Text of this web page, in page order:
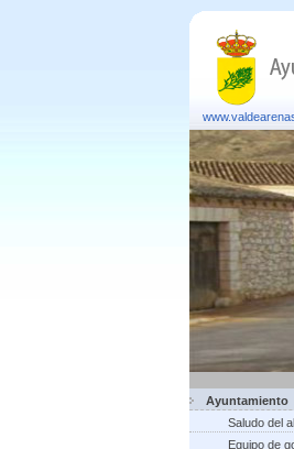
Ayuntamiento
Saludo del
Equipo de